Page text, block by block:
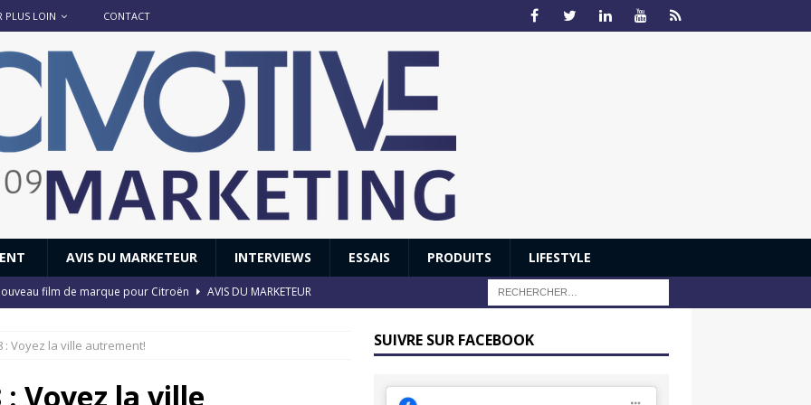
PLUS LOIN CONTACT
AVIS DU MARKETEUR INTERVIEWS ESSAIS PRODUITS LIFESTYLE
film de marque pour Citroën
AVIS DU MARKETEUR
GTi : naissance d’une légende
Honda dévoile un spot publicitaire… confiné!
: Voyez la ville autrement!
: Voyez la ville
SUIVRE SUR FACEBOOK